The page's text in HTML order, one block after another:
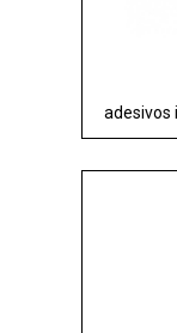
adesivos